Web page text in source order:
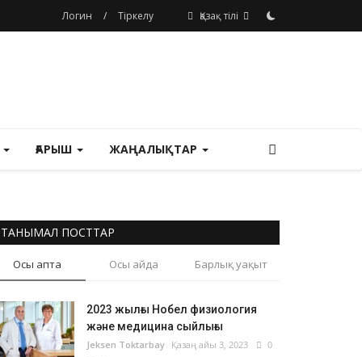
Логин / Тіркелу Қазақ тілі
ҒАРЫШ ЖАҢАЛЫҚТАР
ТАНЫМАЛ ПОСТТАР
Осы апта Осы айда Барлық уақыт
2023 жылғы Нобел физиология
және медицина сыйлығы
Jeksen Toktarbay Қазаң айы 3, 2023
0